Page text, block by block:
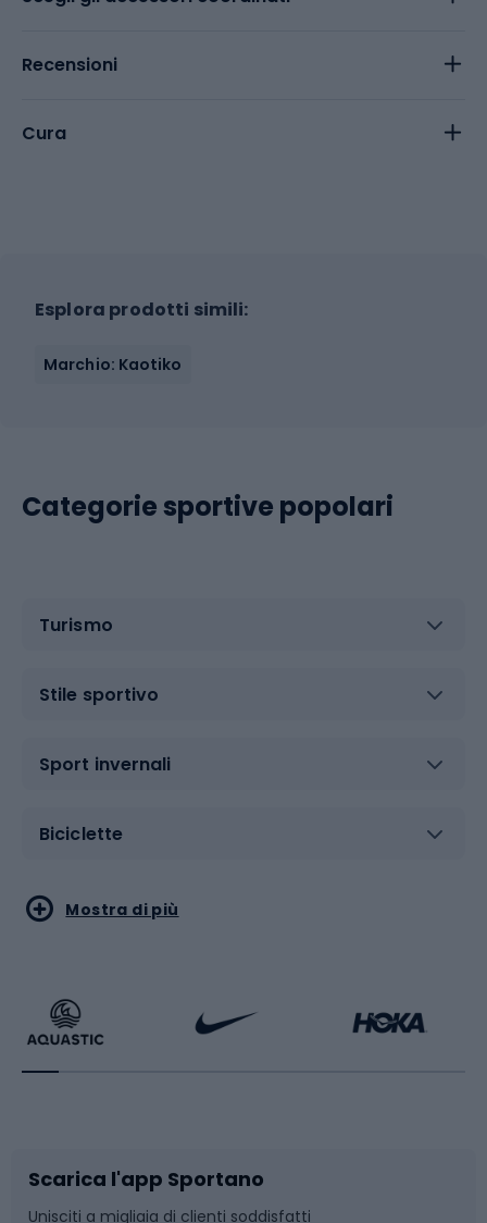
Recensioni
Cura
Esplora prodotti simili:
Marchio: Kaotiko
Categorie sportive popolari
Turismo
Stile sportivo
Sport invernali
Biciclette
Sport acquatici
Bikepacking
Bushcraft
Sport di arti marziali
Sport con le racchette
Slitte e slittini
Mostra di più
Scarica l'app Sportano
Unisciti a migliaia di clienti soddisfatti